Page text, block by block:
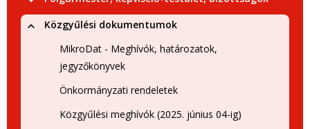
Közgyűlési dokumentumok
MikroDat - Meghívók, határozatok,
jegyzőkönyvek
Önkormányzati rendeletek
Közgyűlési meghívók (2025. június 04-ig)